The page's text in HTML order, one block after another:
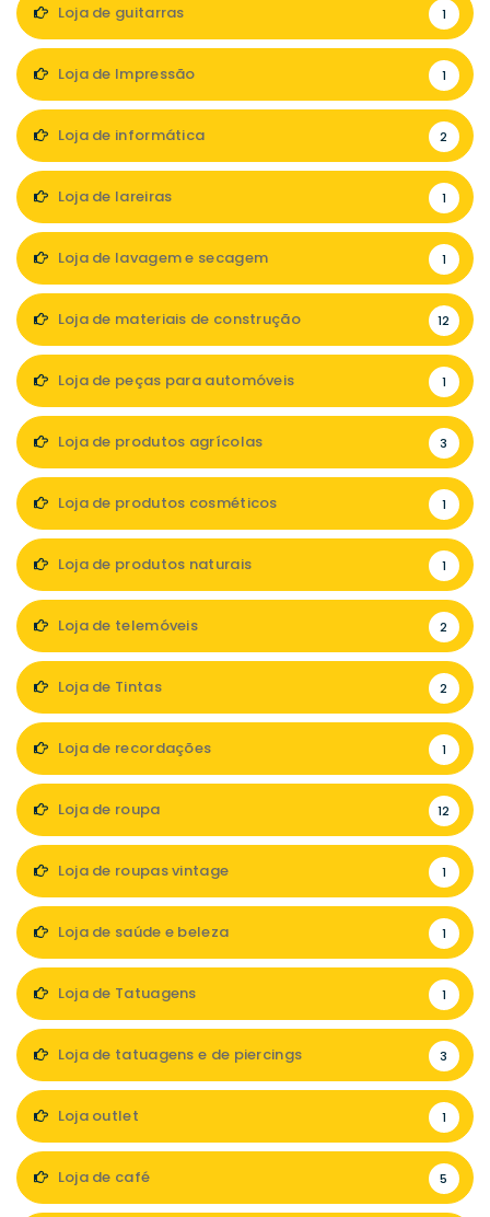
Loja de guitarras 1
Loja de Impressão 1
Loja de informática 2
Loja de lareiras 1
Loja de lavagem e secagem 1
Loja de materiais de construção 12
Loja de peças para automóveis 1
Loja de produtos agrícolas 3
Loja de produtos cosméticos 1
Loja de produtos naturais 1
Loja de telemóveis 2
Loja de Tintas 2
Loja de recordações 1
Loja de roupa 12
Loja de roupas vintage 1
Loja de saúde e beleza 1
Loja de Tatuagens 1
Loja de tatuagens e de piercings 3
Loja outlet 1
Loja de café 5